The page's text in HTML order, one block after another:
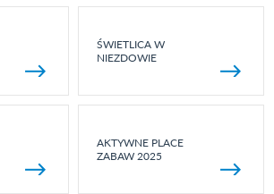
ŚWIETLICA W
NIEZDOWIE
AKTYWNE PLACE
ZABAW 2025